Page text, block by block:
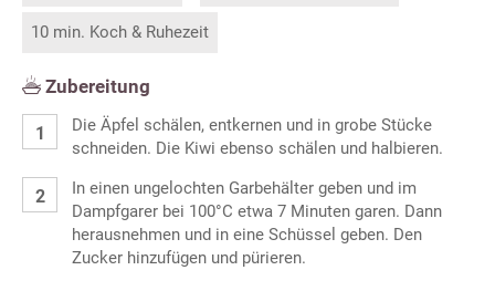
10 min. Koch & Ruhezeit
Zubereitung
Die Äpfel schälen, entkernen und in grobe Stücke
schneiden. Die Kiwi ebenso schälen und halbieren.
In einen ungelochten Garbehälter geben und im
Dampfgarer bei 100°C etwa 7 Minuten garen. Dann
herausnehmen und in eine Schüssel geben. Den
Zucker hinzufügen und pürieren.